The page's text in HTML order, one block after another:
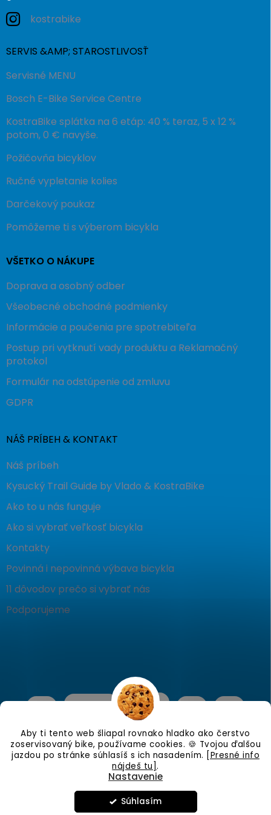
Aby ti tento web šliapal rovnako hladko ako čerstvo
zoservisovaný bike, používame cookies. 🍪 Tvojou ďalšou
jazdou po stránke súhlasíš s ich nasadením. [Presné info
nájdeš tu].
Nastavenie
Súhlasím
kostrabike
SERVIS &AMP; STAROSTLIVOSŤ
Servisné MENU
Bosch E-Bike Service Centre
KostraBike splátka na 6 etáp: 40 % teraz, 5 x 12 %
potom, 0 € navyše.
Požičovňa bicyklov
Ručné vypletanie kolies
Darčekový poukaz
Pomôžeme ti s výberom bicykla
VŠETKO O NÁKUPE
Doprava a osobný odber
Všeobecné obchodné podmienky
Informácie a poučenia pre spotrebiteľa
Postup pri vytknutí vady produktu a Reklamačný
protokol
Formulár na odstúpenie od zmluvu
GDPR
NÁŠ PRÍBEH & KONTAKT
Náš príbeh
Kysucký Trail Guide by Vlado & KostraBike
Ako to u nás funguje
Ako si vybrať veľkosť bicykla
Kontakty
Povinná i nepovinná výbava bicykla
11 dôvodov prečo si vybrať nás
Podporujeme
nastavenie cookies